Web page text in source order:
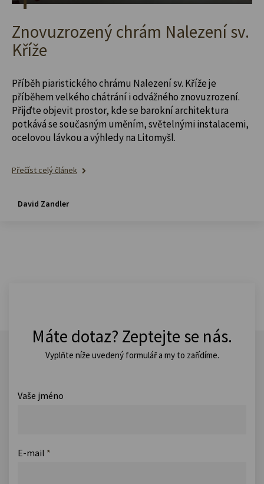
Znovuzrozený chrám Nalezení sv.
Kříže
Příběh piaristického chrámu Nalezení sv. Kříže je
příběhem velkého chátrání i odvážného znovuzrození.
Přijďte objevit prostor, kde se barokní architektura
potkává se současným uměním, světelnými instalacemi,
ocelovou lávkou a výhledy na Litomyšl.
Přečíst celý článek
David Zandler
Máte dotaz? Zeptejte se nás.
Vyplňte níže uvedený formulář a my to zařídíme.
Vaše jméno
E-mail *